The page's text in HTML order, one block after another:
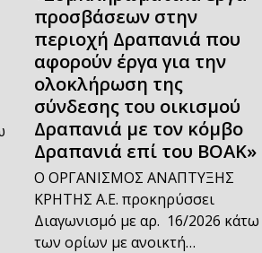
προσβάσεων στην
περιοχή Δραπανιά που
αφορούν έργα για την
ολοκλήρωση της
σύνδεσης του οικισμού
Δραπανιά με τον κόμβο
Δραπανιά επί του ΒΟΑΚ»
Ο ΟΡΓΑΝΙΣΜΟΣ ΑΝΑΠΤΥΞΗΣ
ΚΡΗΤΗΣ Α.Ε. προκηρύσσει
Διαγωνισμό με αρ. 16/2026 κάτω
των ορίων με ανοικτή…